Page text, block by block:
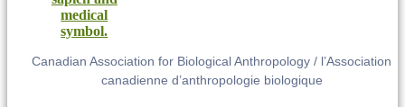
Canadian Association for Biological Anthropology / l’Association
canadienne d’anthropologie biologique